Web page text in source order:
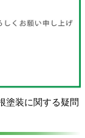
塗装に関する疑問